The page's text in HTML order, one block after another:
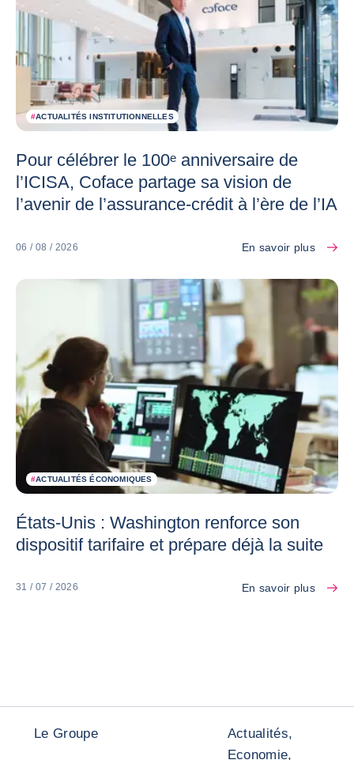
#ACTUALITÉS INSTITUTIONNELLES
Pour célébrer le 100ᵉ anniversaire de
l’ICISA, Coface partage sa vision de
l’avenir de l’assurance-crédit à l’ère de l’IA
06 / 08 / 2026 En savoir plus
#ACTUALITÉS ÉCONOMIQUES
États-Unis : Washington renforce son
dispositif tarifaire et prépare déjà la suite
31 / 07 / 2026 En savoir plus
Le Groupe
Actualités,
Economie,